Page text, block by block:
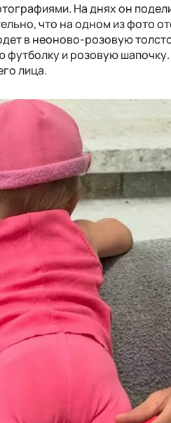
На днях он
что на одном из фото
в неоново-розовую
и розовую шапочку.
лица.